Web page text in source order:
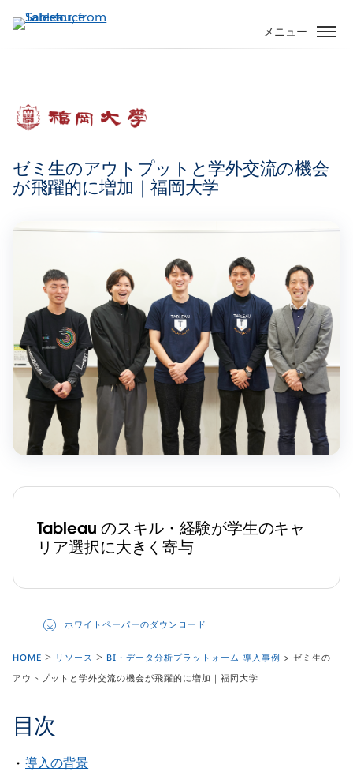
イ
動
メニュー
ゼミ生のアウトプットと学外交流の機会
が飛躍的に増加｜福岡大学
Tableau のスキル・経験が学生のキャ
リア選択に大きく寄与
ホワイトペーパーのダウンロード
HOME リソース BI・データ分析プラットォーム 導入事例 > ゼミ生の
アウトプットと学外交流の機会が飛躍的に増加｜福岡大学
目次
導入の背景